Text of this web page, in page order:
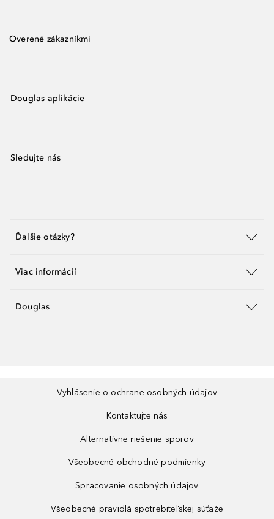
Overené zákazníkmi
Douglas aplikácie
Sledujte nás
Ďalšie otázky?
Viac informácií
Douglas
Vyhlásenie o ochrane osobných údajov
Kontaktujte nás
Alternatívne riešenie sporov
Všeobecné obchodné podmienky
Spracovanie osobných údajov
Všeobecné pravidlá spotrebiteľskej súťaže